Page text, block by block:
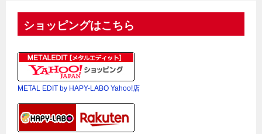
ショッピングはこちら
METAL EDIT by HAPY-LABO Yahoo!店